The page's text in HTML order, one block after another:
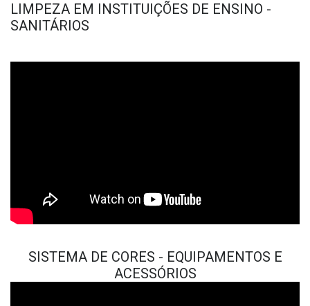
LIMPEZA EM INSTITUIÇÕES DE ENSINO -
SANITÁRIOS
SISTEMA DE CORES - EQUIPAMENTOS E
ACESSÓRIOS